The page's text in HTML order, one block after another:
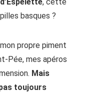
basques ?
propre piment
Pée, mes apéros
Mais
toujours